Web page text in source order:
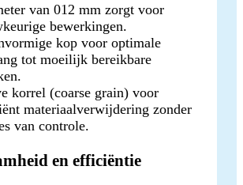
van 012 mm zorgt voor
bewerkingen.
kop voor optimale
tot moeilijk bereikbare
korrel (coarse grain) voor
materiaalverwijdering zonder
van controle.
en efficiëntie